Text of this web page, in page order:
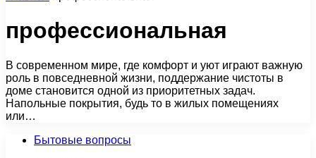
профессиональная
В современном мире, где комфорт и уют играют важную
роль в повседневной жизни, поддержание чистоты в
доме становится одной из приоритетных задач.
Напольные покрытия, будь то в жилых помещениях
или…
Бытовые вопросы